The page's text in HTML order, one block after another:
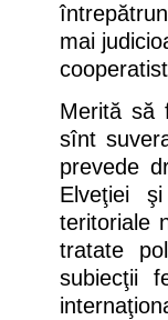
mai
Merită să
sînt
prevede
Elveţiei
teritoriale
tratate
subiecţii